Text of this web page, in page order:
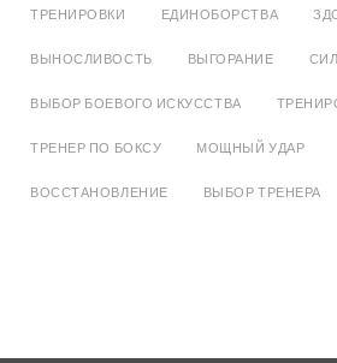
ТРЕНИРОВКИ ЕДИНОБОРСТВА
ВЫНОСЛИВОСТЬ ВЫГОРАНИЕ
ВЫБОР БОЕВОГО ИСКУССТВА
ТРЕНЕР ПО БОКСУ МОЩНЫЙ УДАР
ВОССТАНОВЛЕНИЕ ВЫБОР ТРЕНЕРА